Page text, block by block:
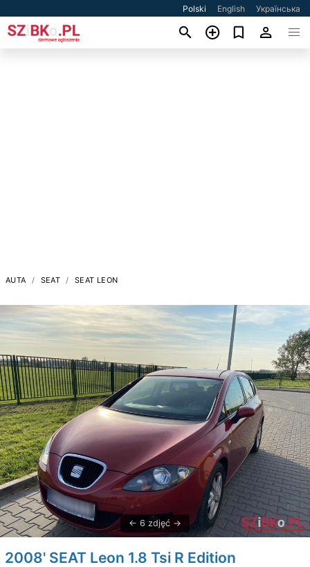
Polski English Українська
AUTA SEAT SEAT LEON
6 zdjęć
2008' SEAT Leon 1.8 Tsi R Edition